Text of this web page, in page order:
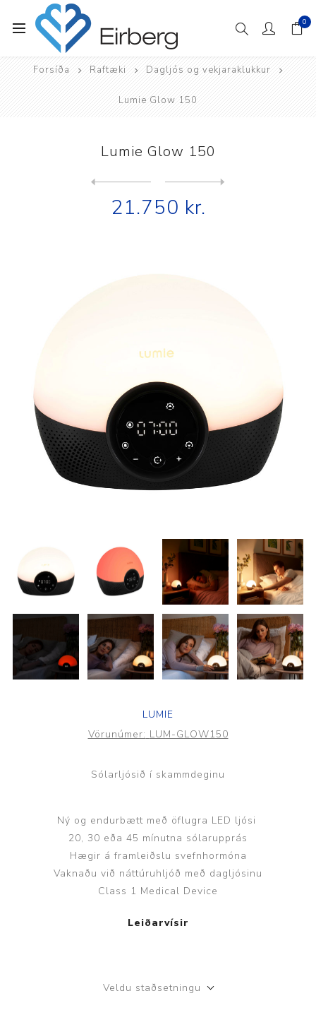
0
Forsíða Raftæki Dagljós og vekjaraklukkur
Lumie Glow 150
Lumie Glow 150
21.750 kr.
LUMIE
Vörunúmer: LUM-GLOW150
Sólarljósið í skammdeginu
Ný og endurbætt með öflugra LED ljósi
20, 30 eða 45 mínutna sólarupprás
Hægir á framleiðslu svefnhormóna
Vaknaðu við náttúruhljóð með dagljósinu
Class 1 Medical Device
Leiðarvísir
Veldu staðsetningu